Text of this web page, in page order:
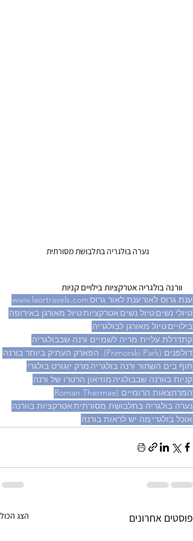
נערה בולגריה בתלבושת מסורתית
וורנה בולגריה אטרקציות בילויים קניות
ענת גרוס לאורענת לאור גרוסwww.laortravels.com
טיולי נשיםטיול נשיםאטרקציותטיול מאורגן באירופה
בילוייםטיול מאורגן לבולגריה
קתדרלת עליית מריה לשמיים ורנה שבבולגריה
דולפנים (Primorski Park). הפארק העתיק ביותר בורנה
חוף בים השחור ורנה בולגריה מרק יוגורט בולגרי
קניות בוורנה שבבולגיה מוזיאון הרטרו של ורנה
המרחצאות הרומיים (Roman Thermae
נערה בולגריה בתלבושת מסורתיתאטרקציות בוורנה
אוכל בולגרי מה יש לראות בורנה
פוסטים אחרונים הצג הכול